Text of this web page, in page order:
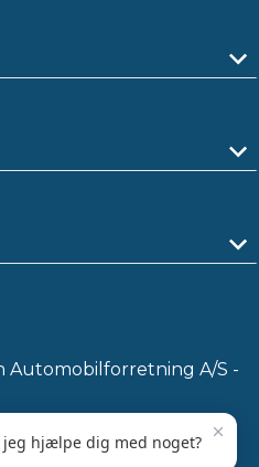
Automobilforretning A/S -